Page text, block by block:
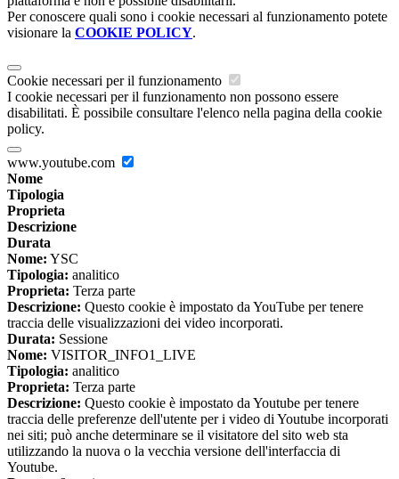
Per conoscere quali sono i cookie necessari al funzionamento potete
visionare la COOKIE POLICY.
Cookie necessari per il funzionamento
I cookie necessari per il funzionamento non possono essere
disabilitati. È possibile consultare l'elenco nella pagina della cookie
policy.
www.youtube.com
Nome
Tipologia
Proprieta
Descrizione
Durata
Nome: YSC
Tipologia: analitico
Proprieta: Terza parte
Descrizione: Questo cookie è impostato da YouTube per tenere
traccia delle visualizzazioni dei video incorporati.
Durata: Sessione
Nome: VISITOR_INFO1_LIVE
Tipologia: analitico
Proprieta: Terza parte
Descrizione: Questo cookie è impostato da Youtube per tenere
traccia delle preferenze dell'utente per i video di Youtube incorporati
nei siti; può anche determinare se il visitatore del sito web sta
utilizzando la nuova o la vecchia versione dell'interfaccia di
Youtube.